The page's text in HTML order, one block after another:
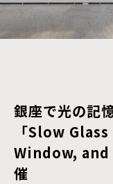
銀座で光の記
「Slow
Window, and
催